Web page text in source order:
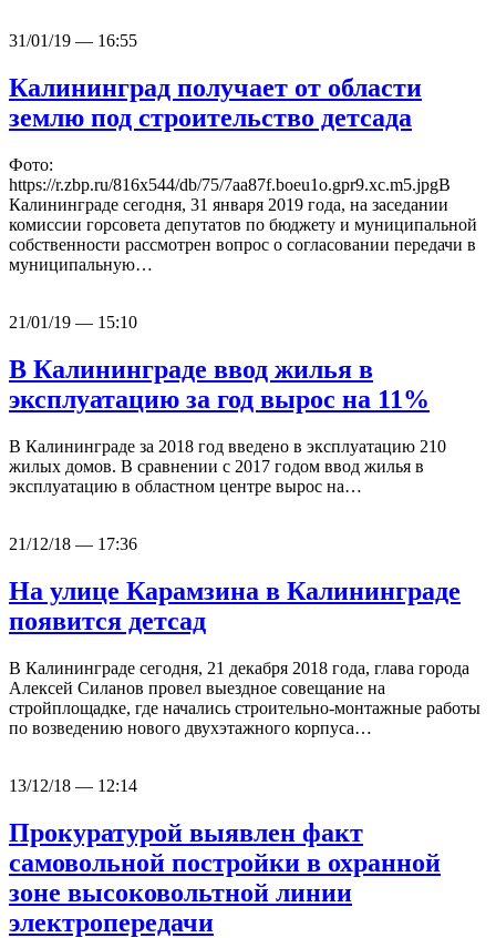
31/01/19 — 16:55
Калининград получает от области
землю под строительство детсада
Фото:
https://r.zbp.ru/816x544/db/75/7aa87f.boeu1o.gpr9.xc.m5.jpgВ
Калининграде сегодня, 31 января 2019 года, на заседании
комиссии горсовета депутатов по бюджету и муниципальной
собственности рассмотрен вопрос о согласовании передачи в
муниципальную…
21/01/19 — 15:10
В Калининграде ввод жилья в
эксплуатацию за год вырос на 11%
В Калининграде за 2018 год введено в эксплуатацию 210
жилых домов. В сравнении с 2017 годом ввод жилья в
эксплуатацию в областном центре вырос на…
21/12/18 — 17:36
На улице Карамзина в Калининграде
появится детсад
В Калининграде сегодня, 21 декабря 2018 года, глава города
Алексей Силанов провел выездное совещание на
стройплощадке, где начались строительно-монтажные работы
по возведению нового двухэтажного корпуса…
13/12/18 — 12:14
Прокуратурой выявлен факт
самовольной постройки в охранной
зоне высоковольтной линии
электропередачи